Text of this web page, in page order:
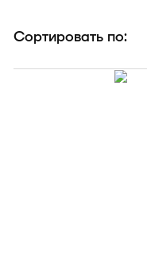
Сортировать по: